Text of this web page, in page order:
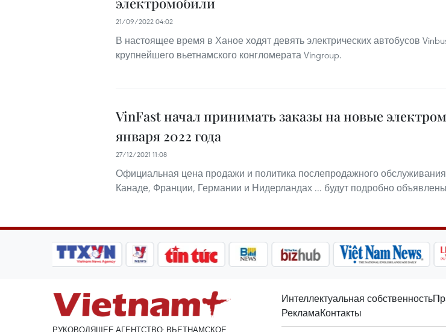
21/09/2022 04:02
В настоящее время в Ханое ходят девять электрических автобусов
крупнейшего вьетнамского конгломерата Vingroup.
VinFast начал принимать заказы на новые
января 2022 года
27/12/2021 11:08
Официальная цена продажи и политика послепродажного
Канаде, Франции, Германии и Нидерландах ... будут подробно
РУКОВОДЯЩЕЕ АГЕНТСТВО: ВЬЕТНАМСКОЕ
Интеллектуальная собственность
РекламаКонтакты